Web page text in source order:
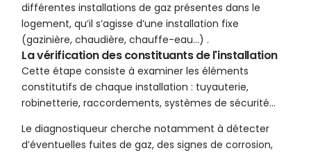
différentes installations de gaz présentes dans le
logement, qu’il s’agisse d’une installation fixe
(gazinière, chaudière, chauffe-eau…) .
La vérification des constituants de l'installation
Cette étape consiste à examiner les éléments
constitutifs de chaque installation : tuyauterie,
robinetterie, raccordements, systèmes de sécurité…
Le diagnostiqueur cherche notamment à détecter
d’éventuelles fuites de gaz, des signes de corrosion,